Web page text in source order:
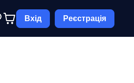
Вхід Реєстрація